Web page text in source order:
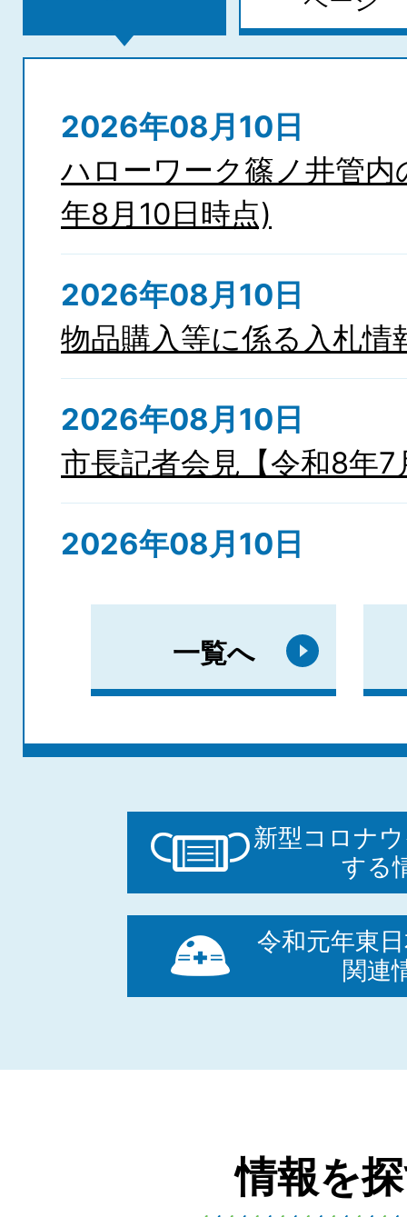
2026年08月10日
ハローワーク篠ノ井管
年8月10日時点)
2026年08月10日
物品購入等に係る入札情
2026年08月10日
市長記者会見【令和8年
2026年08月10日
2026年08月09日
票状況
2026年08月07日
令和8年度 取引・証明
り」の定期検査の実施
2026年08月06日
ウクライナ避難民のた
一覧へ
新型コロナ
する
令和元年東
関連
情報を